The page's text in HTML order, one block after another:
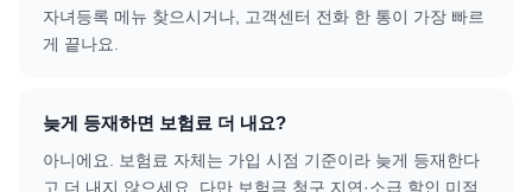
자녀등록 메뉴 찾으시거나, 고객센터 전화 한 통이 가장 빠르
게 끝나요.
늦게 등재하면 보험료 더 내요?
아니에요. 보험료 자체는 가입 시점 기준이라 늦게 등재한다
고 더 내지 않으세요. 다만 보험금 청구 지연·소급 할인 미적